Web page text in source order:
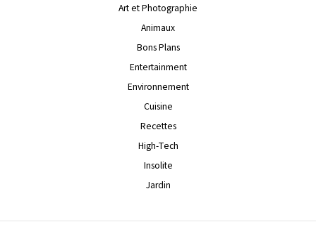
Art et Photographie
Animaux
Bons Plans
Entertainment
Environnement
Cuisine
Recettes
High-Tech
Insolite
Jardin